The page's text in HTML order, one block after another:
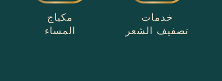
خدمات
تصفيف الشعر
مكياج
المساء